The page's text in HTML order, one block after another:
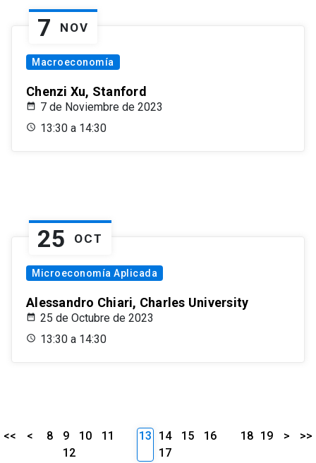
7 NOV
Macroeconomía
Chenzi Xu, Stanford
7 de Noviembre de 2023
13:30 a 14:30
25 OCT
Microeconomía Aplicada
Alessandro Chiari, Charles University
25 de Octubre de 2023
13:30 a 14:30
<< < 8 9 10
11
12
13 14 15
16
17
18 19 > >>